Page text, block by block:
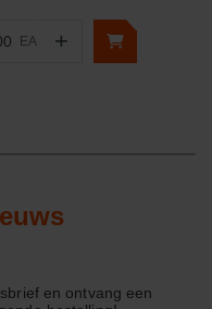
EA +
en ontvang een